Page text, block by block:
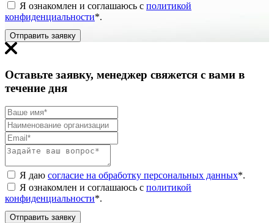
Я ознакомлен и соглашаюсь с политикой
конфиденциальности*.
Отправить заявку
Оставьте заявку, менеджер свяжется с вами в
течение дня
Я даю согласие на обработку персональных данных*.
Я ознакомлен и соглашаюсь с политикой
конфиденциальности*.
Отправить заявку